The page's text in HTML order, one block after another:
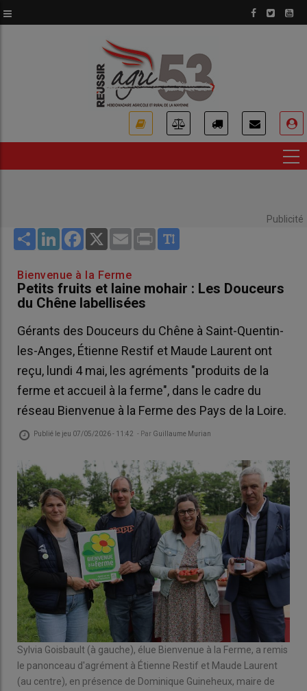
au
Publicité
Share LinkedInFacebook
X Email Print
Bienvenue à la Ferme
Petits fruits et laine mohair : Les Douceurs
du Chêne labellisées
Gérants des Douceurs du Chêne à Saint-Quentin-
les-Anges, Étienne Restif et Maude Laurent ont
reçu, lundi 4 mai, les agréments "produits de la
ferme et accueil à la ferme", dans le cadre du
réseau Bienvenue à la Ferme des Pays de la Loire.
Publié le jeu 07/05/2026 - 11:42 - Par Guillaume Murian
Sylvia Goisbault (à gauche), élue Bienvenue à la Ferme, a remis
le panonceau d'agrément à Étienne Restif et Maude Laurent
(au centre), en présence de Dominique Guineheux, maire de